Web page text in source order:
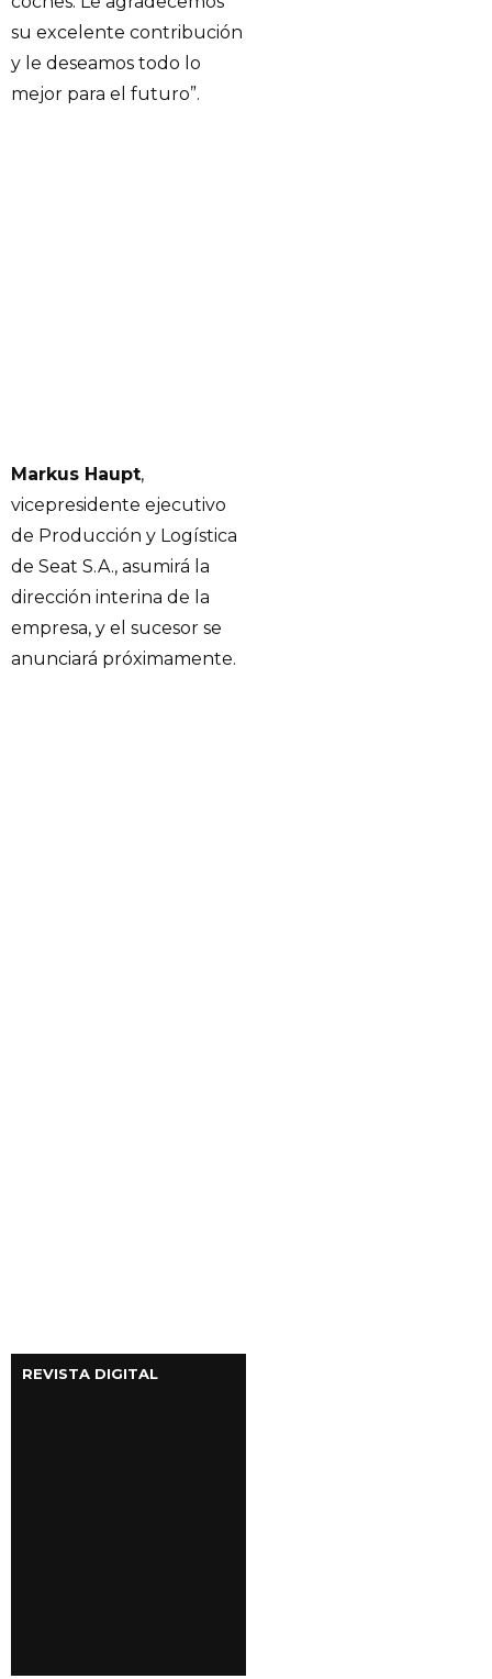
su excelente contribución
y le deseamos todo lo
mejor para el futuro”.
Markus Haupt,
vicepresidente ejecutivo
de Producción y Logística
de Seat S.A., asumirá la
dirección interina de la
empresa, y el sucesor se
anunciará próximamente.
REVISTA DIGITAL